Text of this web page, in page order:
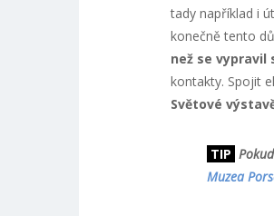
tady například i
konečně tento
než se vypravil
kontakty. Spojit
Světové
TIP
Muzea